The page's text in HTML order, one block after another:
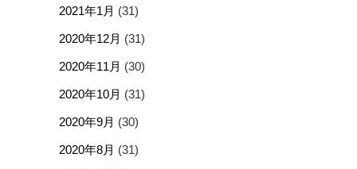
2021年1月 (31)
2020年12月 (31)
2020年11月 (30)
2020年10月 (31)
2020年9月 (30)
2020年8月 (31)